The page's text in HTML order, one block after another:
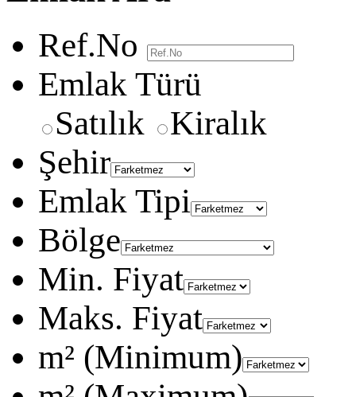
Ref.No
Emlak Türü
Satılık
Kiralık
Şehir
Emlak Tipi
Bölge
Min. Fiyat
Maks. Fiyat
m² (Minimum)